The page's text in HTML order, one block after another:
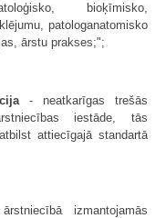
bioķīmisko,
patologanatomisko
ārstu prakses;";
- neatkarīgas trešās
iestāde, tās
attiecīgajā standartā
izmantojamās